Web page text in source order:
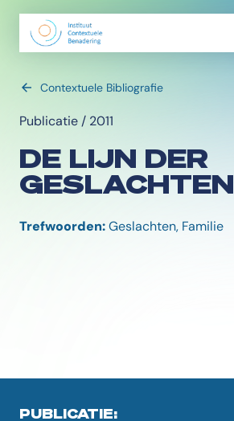
Contextuele Bibliografie
Publicatie / 2011
DE LIJN DER
GESLACHTEN
Trefwoorden:Geslachten, Familie
PUBLICATIE: